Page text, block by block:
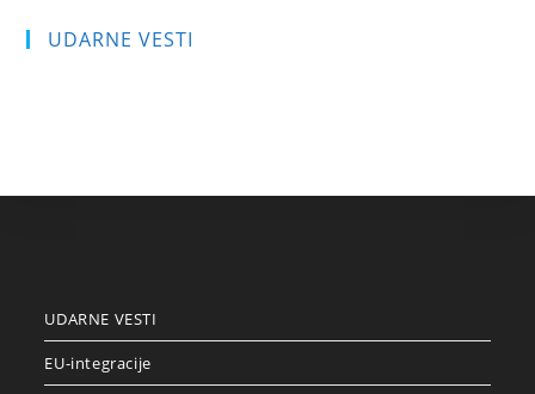
UDARNE VESTI
UDARNE VESTI
EU-integracije